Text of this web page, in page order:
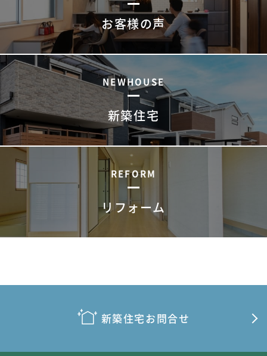
お客様の声
NEWHOUSE
新築住宅
REFORM
リフォーム
新築住宅お問合せ